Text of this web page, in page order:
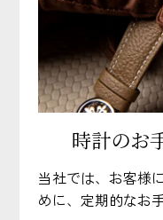
時計のお
当社では、お客様
めに、定期的なお